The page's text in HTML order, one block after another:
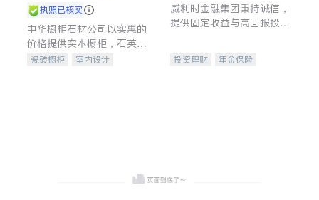
执照已核实
中华橱柜石材公司以实惠的
价格提供实木橱柜，石英石
台面，多种优质不锈钢水
瓷砖橱柜
室内设计
威利时金融集团秉持诚信，
提供固定收益与高回报投资
合，助力客户实现目标
投资理财
年金保险